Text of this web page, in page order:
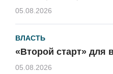
05.08.2026
ВЛАСТЬ
«Второй старт» для
05.08.2026